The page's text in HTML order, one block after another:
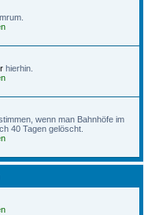
hierhin.
wenn man Bahnhöfe im
40 Tagen gelöscht.